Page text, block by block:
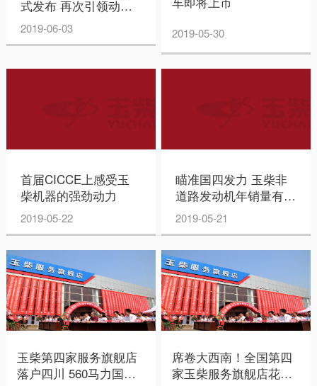
式发布 再次引领动力
技术发展
2019-06-03 2019-05-30
首届CICCE上感受玉
柴机器的强劲动力
2019-05-22
瞄准国四发力 玉柴非
道路发动机年销量有望
突破10万台
2019-05-21
玉柴第四家服务旗舰店
落户四川 560马力国六
席卷大西南！全国第四
家玉柴服务旗舰店花落